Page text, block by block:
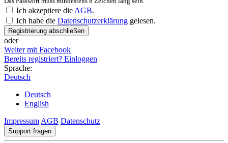
Ich akzeptiere die AGB.
Ich habe die Datenschutzerklärung gelesen.
Registrierung abschließen
oder
Weiter mit Facebook
Bereits registriert? Einloggen
Sprache:
Deutsch
Deutsch
English
Impressum AGB Datenschutz
Support fragen